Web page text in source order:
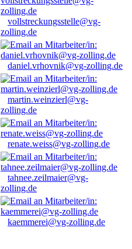
vollstreckungsstelle@vg-
zolling.de
daniel.vrhovnik@vg-zolling.de
martin.weinzierl@vg-
zolling.de
renate.weiss@vg-zolling.de
tahnee.zeilmaier@vg-
zolling.de
kaemmerei@vg-zolling.de